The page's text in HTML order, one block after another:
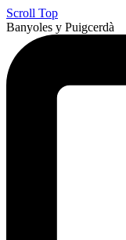
Scroll Top
Banyoles y Puigcerdà